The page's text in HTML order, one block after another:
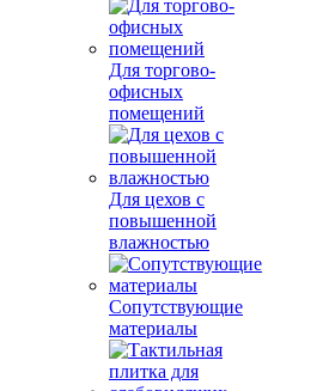
Для торгово-
офисных
помещений
Для цехов с
повышенной
влажностью
Сопутствующие
материалы